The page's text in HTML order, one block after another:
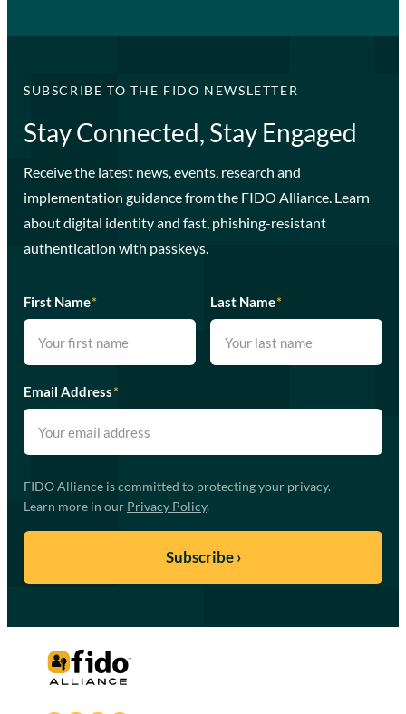
SUBSCRIBE TO THE FIDO NEWSLETTER
Stay Connected, Stay Engaged
Receive the latest news, events, research and
implementation guidance from the FIDO Alliance. Learn
about digital identity and fast, phishing-resistant
authentication with passkeys.
First Name* Last Name*
Email Address*
FIDO Alliance is committed to protecting your privacy.
Learn more in our Privacy Policy.